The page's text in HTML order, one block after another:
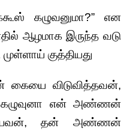
கழுவனுமா?” என‌
ஆழமாக இருந்த வடு
குத்தியது
விடுவித்தவன்,
என் அண்ணன்
தன் அண்ணன்